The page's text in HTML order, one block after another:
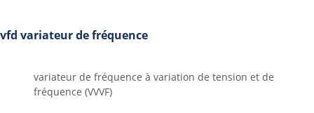
vfd variateur de fréquence
variateur de fréquence à variation de tension et de
fréquence (VVVF)